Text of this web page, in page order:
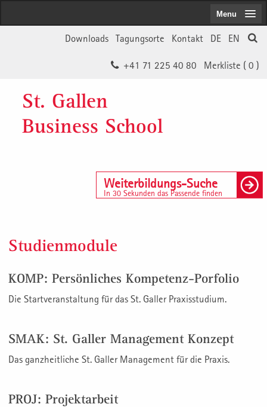
EN
DE
Kontakt
Tagungsorte
Downloads
Merkliste ( 0 )
+41 71 225 40 80
St. Gallen
Business School
Weiterbildungs-Suche
In 30 Sekunden das Passende finden
Menu
Studienmodule
KOMP: Persönliches Kompetenz-Porfolio
Die Startveranstaltung für das St. Galler Praxisstudium.
SMAK: St. Galler Management Konzept
Das ganzheitliche St. Galler Management für die Praxis.
PROJ: Projektarbeit